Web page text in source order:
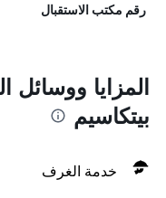
رقم مكتب الاستقبال
المزايا
بيتكاسيم
خدمة الغرف